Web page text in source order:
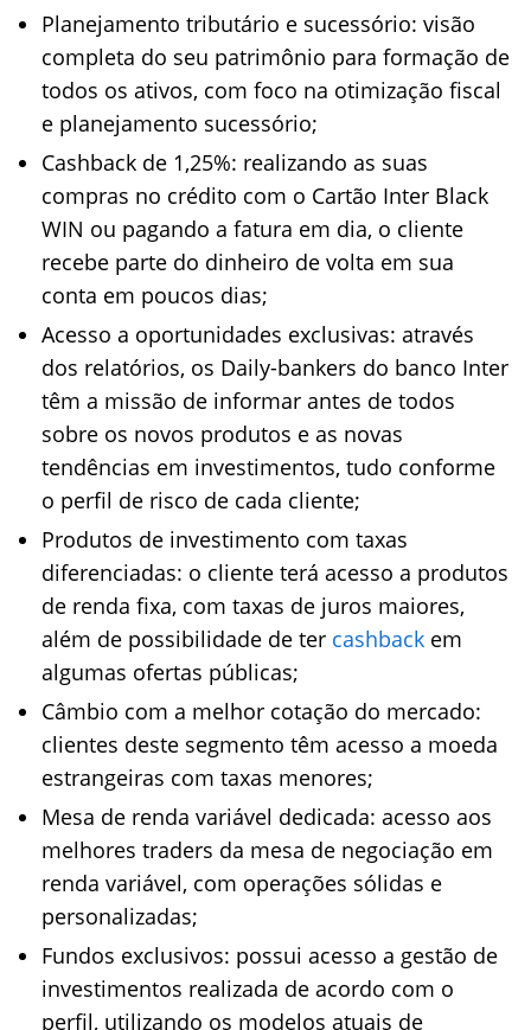
Planejamento tributário e sucessório: visão
completa do seu patrimônio para formação de
todos os ativos, com foco na otimização fiscal
e planejamento sucessório;
Cashback de 1,25%: realizando as suas
compras no crédito com o Cartão Inter Black
WIN ou pagando a fatura em dia, o cliente
recebe parte do dinheiro de volta em sua
conta em poucos dias;
Acesso a oportunidades exclusivas: através
dos relatórios, os Daily-bankers do banco Inter
têm a missão de informar antes de todos
sobre os novos produtos e as novas
tendências em investimentos, tudo conforme
o perfil de risco de cada cliente;
Produtos de investimento com taxas
diferenciadas: o cliente terá acesso a produtos
de renda fixa, com taxas de juros maiores,
além de possibilidade de ter cashback em
algumas ofertas públicas;
Câmbio com a melhor cotação do mercado:
clientes deste segmento têm acesso a moeda
estrangeiras com taxas menores;
Mesa de renda variável dedicada: acesso aos
melhores traders da mesa de negociação em
renda variável, com operações sólidas e
personalizadas;
Fundos exclusivos: possui acesso a gestão de
investimentos realizada de acordo com o
perfil, utilizando os modelos atuais de